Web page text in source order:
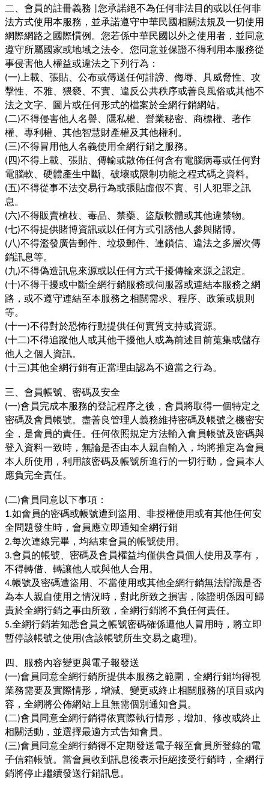
二、會員的註冊義務 您承諾絕不為任何非法目的或以任何非
法方式使用本服務，並承諾遵守中華民國相關法規及一切使用
網際網路之國際慣例。您若係中華民國以外之使用者，並同意
遵守所屬國家或地域之法令。您同意並保證不得利用本服務從
事侵害他人權益或違法之下列行為：
(一)上載、張貼、公布或傳送任何誹謗、侮辱、具威脅性、攻
擊性、不雅、猥褻、不實、違反公共秩序或善良風俗或其他不
法之文字、圖片或任何形式的檔案於全網行銷網站。
(二)不得侵害他人名譽、隱私權、營業秘密、商標權、著作
權、專利權、其他智慧財產權及其他權利。
(三)不得冒用他人名義使用全網行銷之服務。
(四)不得上載、張貼、傳輸或散佈任何含有電腦病毒或任何對
電腦軟、硬體產生中斷、破壞或限制功能之程式碼之資料。
(五)不得從事不法交易行為或張貼虛假不實、引人犯罪之訊
息。
(六)不得販賣槍枝、毒品、禁藥、盜版軟體或其他違禁物。
(七)不得提供賭博資訊或以任何方式引誘他人參與賭博。
(八)不得濫發廣告郵件、垃圾郵件、連鎖信、違法之多層次傳
銷訊息等。
(九)不得偽造訊息來源或以任何方式干擾傳輸來源之認定。
(十)不得干擾或中斷全網行銷服務或伺服器或連結本服務之網
路，或不遵守連結至本服務之相關需求、程序、政策或規則
等。
(十一)不得對於恐怖行動提供任何實質支持或資源。
(十二)不得追蹤他人或其他干擾他人或為前述目前蒐集或儲存
他人之個人資訊。
(十三)其他全網行銷有正當理由認為不適當之行為。
三、會員帳號、密碼及安全
(一)會員完成本服務的登記程序之後，會員將取得一個特定之
密碼及會員帳號。盡善良管理人義務維持密碼及帳號之機密安
全，是會員的責任。任何依照規定方法輸入會員帳號及密碼與
登入資料一致時，無論是否由本人親自輸入，均將推定為會員
本人所使用，利用該密碼及帳號所進行的一切行動，會員本人
應負完全責任。
(二)會員同意以下事項：
1.如會員的密碼或帳號遭到盜用、非授權使用或有其他任何安
全問題發生時，會員應立即通知全網行銷
2.每次連線完畢，均結束會員的帳號使用。
3.會員的帳號、密碼及會員權益均僅供會員個人使用及享有，
不得轉借、轉讓他人或與他人合用。
4.帳號及密碼遭盜用、不當使用或其他全網行銷無法辯識是否
為本人親自使用之情況時，對此所致之損害，除證明係因可歸
責於全網行銷之事由所致，全網行銷將不負任何責任。
5.全網行銷若知悉會員之帳號密碼確係遭他人冒用時，將立即
暫停該帳號之使用(含該帳號所生交易之處理)。
四、服務內容變更與電子報發送
(一)會員同意全網行銷所提供本服務之範圍，全網行銷均得視
業務需要及實際情形，增減、變更或終止相關服務的項目或內
容，全網將公佈網站上且無需個別通知會員。
(二)會員同意全網行銷得依實際執行情形，增加、修改或終止
相關活動，並選擇最適方式告知會員。
(三)會員同意全網行銷得不定期發送電子報至會員所登錄的電
子信箱帳號。當會員收到訊息後表示拒絕接受行銷時，全網行
銷將停止繼續發送行銷訊息。